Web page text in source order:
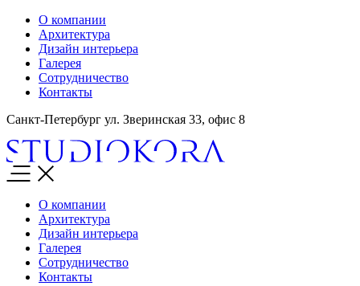
О компании
Архитектура
Дизайн интерьера
Галерея
Сотрудничество
Контакты
Санкт-Петербург ул. Зверинская 33, офис 8
О компании
Архитектура
Дизайн интерьера
Галерея
Сотрудничество
Контакты